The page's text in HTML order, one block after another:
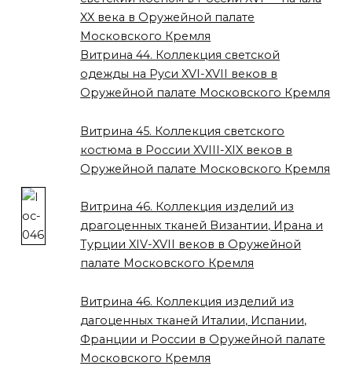
XX века в Оружейной палате
Московского Кремля
Витрина 44. Коллекция светской
одежды на Руси XVI-XVII веков в
Оружейной палате Московского Кремля
Витрина 45. Коллекция светского
костюма в России XVIII-XIX веков в
Оружейной палате Московского Кремля
Витрина 46. Коллекция изделий из
драгоценных тканей Византии, Ирана и
Турции XIV-XVII веков в Оружейной
палате Московского Кремля
Витрина 46. Коллекция изделий из
дагоценных тканей Италии, Испании,
Франции и России в Оружейной палате
Московского Кремля